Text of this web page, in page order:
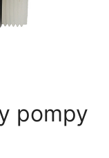
pompy